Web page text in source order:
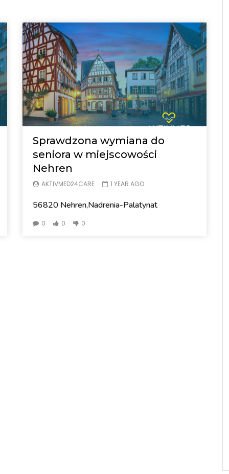
Sprawdzona wymiana do
seniora w miejscowości
Nehren
AKTIVMED24CARE 1 YEAR AGO
56820 Nehren,Nadrenia-Palatynat
0 0 0